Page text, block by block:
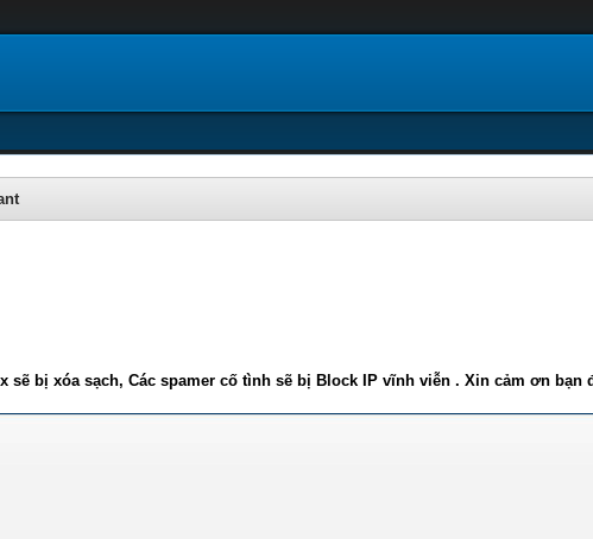
sẽ bị xóa sạch, Các spamer cố tình sẽ bị Block IP vĩnh viễn . Xin cảm ơn bạn